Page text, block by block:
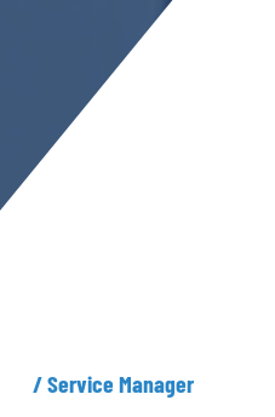
/Service Manager